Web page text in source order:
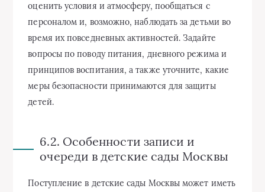
оценить условия и атмосферу, пообщаться с
персоналом и, возможно, наблюдать за детьми во
время их повседневных активностей. Задайте
вопросы по поводу питания, дневного режима и
принципов воспитания, а также уточните, какие
меры безопасности принимаются для защиты
детей.
6.2. Особенности записи и
очереди в детские сады Москвы
Поступление в детские сады Москвы может иметь